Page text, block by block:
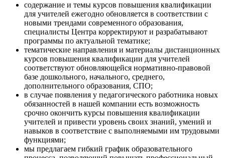
содержание и темы курсов повышения квалификации
для учителей ежегодно обновляется в соответствии с
новыми трендами современного образования,
специалисты Центра корректируют и разрабатывают
программы по актуальной тематике;
тематические направления и материалы дистанционных
курсов повышения квалификации для учителей
соответствуют обновляющейся нормативно-правовой
базе дошкольного, начального, среднего,
дополнительного образования, СПО;
в случае появления у педагогического работника новых
обязанностей в нашей компании есть возможность
срочно окончить курсы повышения квалификации
учителей и привести уровень своих знаний, умений и
навыков в соответствие с выполняемыми им трудовыми
функциями;
мы предлагаем гибкий график образовательного